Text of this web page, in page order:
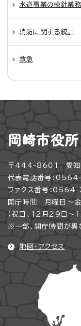
水道事業の検針業
消防に関する統計
救急
岡崎市役所
〒444-8601 愛知
代表電話番号：
ファクス番号：
開庁時間 月曜日～
（祝日、12月29日～1
※一部、開庁時間が異
地図・アクセス